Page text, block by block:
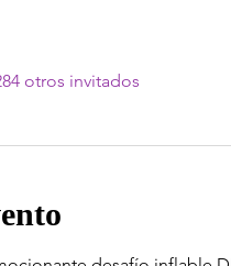
otros invitados